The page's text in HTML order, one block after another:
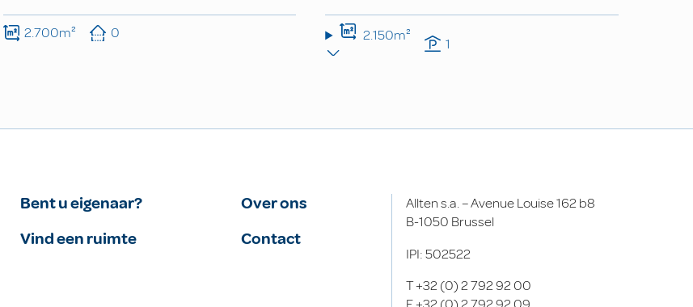
2.700m² 0 2.150m² 1
Bent u eigenaar?
Vind een ruimte
Over ons
Contact
Allten s.a. – Avenue Louise 162 b8
B-1050 Brussel
IPI: 502522
T+32 (0) 2 792 92 00